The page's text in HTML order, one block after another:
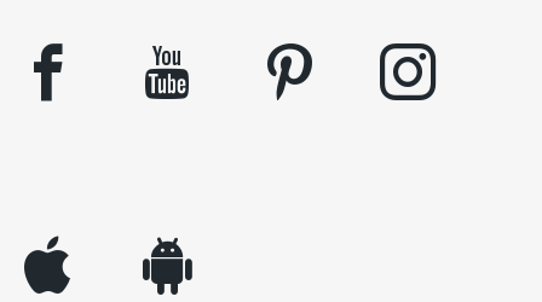
facebook youtube pinterest instagram
appleinc android